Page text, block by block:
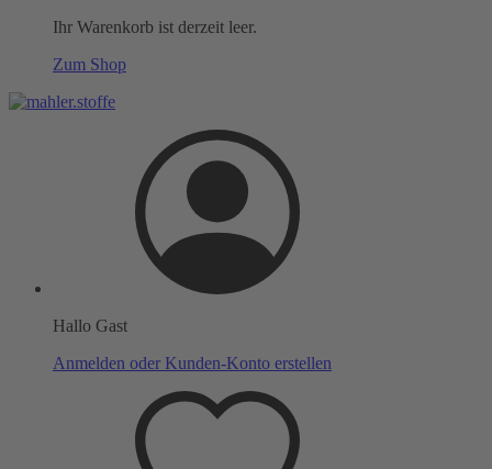
Ihr Warenkorb ist derzeit leer.
Zum Shop
Hallo Gast
Anmelden oder Kunden-Konto erstellen